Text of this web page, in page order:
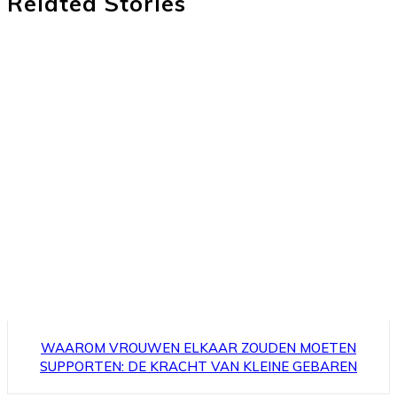
WAAROM VROUWEN ELKAAR ZOUDEN MOETEN
SUPPORTEN: DE KRACHT VAN KLEINE GEBAREN